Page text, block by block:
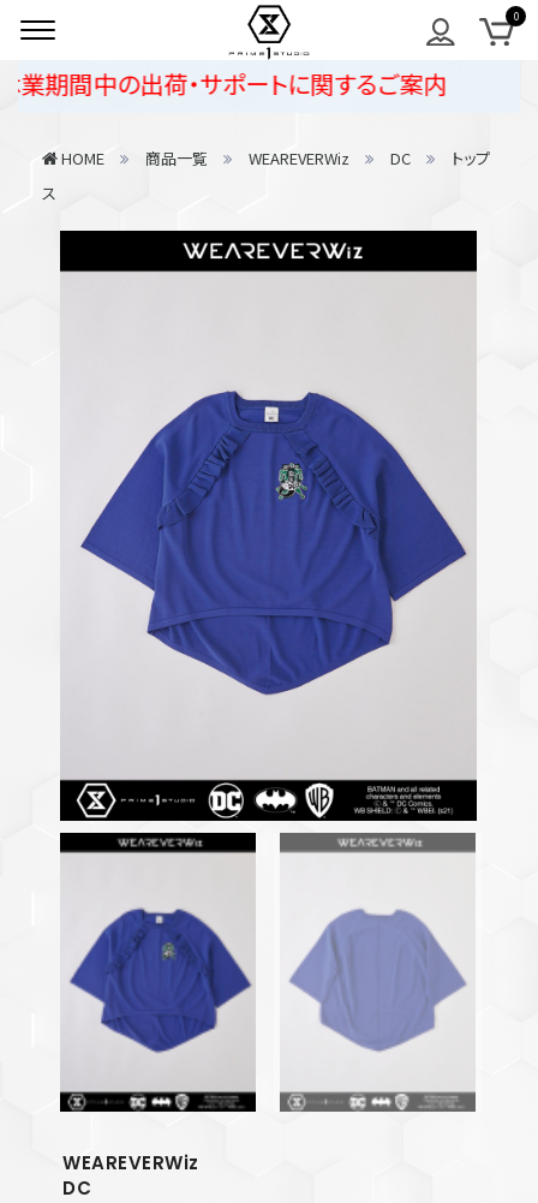
間中の出荷・サポートに関するご案内
HOME 商品一覧 WEAREVERWiz DC
トップ
ス
WEAREVERWiz
DC